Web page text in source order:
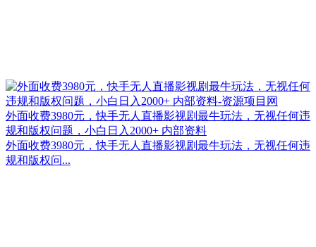
外面收费3980元，快手无人直播影视剧最牛玩法，无视任何违
规和版权问题，小白日入2000+ 内部资料
外面收费3980元，快手无人直播影视剧最牛玩法，无视任何违
规和版权问...